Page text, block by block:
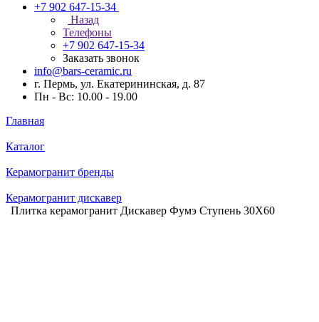
+7 902 647-15-34
Назад
Телефоны
+7 902 647-15-34
Заказать звонок
info@bars-ceramic.ru
г. Пермь, ул. Екатерининская, д. 87
Пн - Вс: 10.00 - 19.00
Главная
Каталог
Керамогранит бренды
Керамогранит дискавер
Плитка керамогранит Дискавер Фумэ Ступень 30X60